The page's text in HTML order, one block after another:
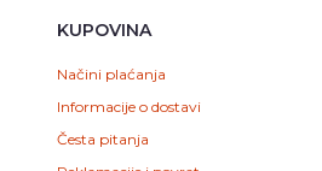
KUPOVINA
Načini plaćanja
Informacije o dostavi
Česta pitanja